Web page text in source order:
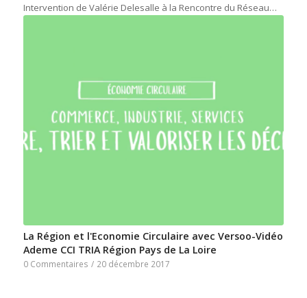
Intervention de Valérie Delesalle à la Rencontre du Réseau…
La Région et l'Economie Circulaire avec Versoo-Vidéo
Ademe CCI TRIA Région Pays de La Loire
0 Commentaires / 20 décembre 2017